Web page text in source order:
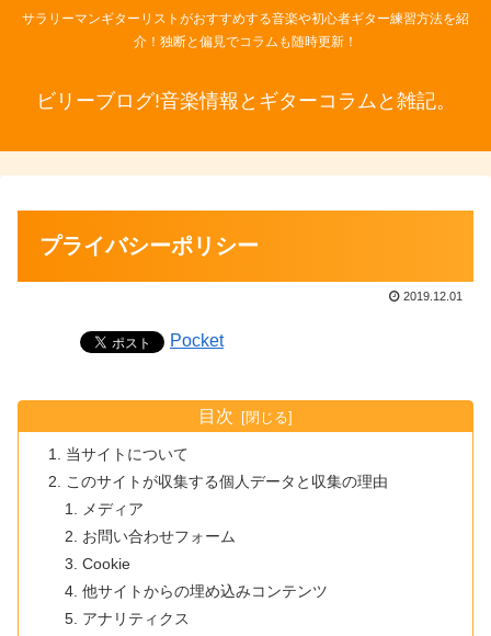
サラリーマンギターリストがおすすめする音楽や初心者ギター練習方法を紹
介！独断と偏見でコラムも随時更新！
ビリーブログ!音楽情報とギターコラムと雑記。
プライバシーポリシー
2019.12.01
Pocket
目次
当サイトについて
このサイトが収集する個人データと収集の理由
メディア
お問い合わせフォーム
Cookie
他サイトからの埋め込みコンテンツ
アナリティクス